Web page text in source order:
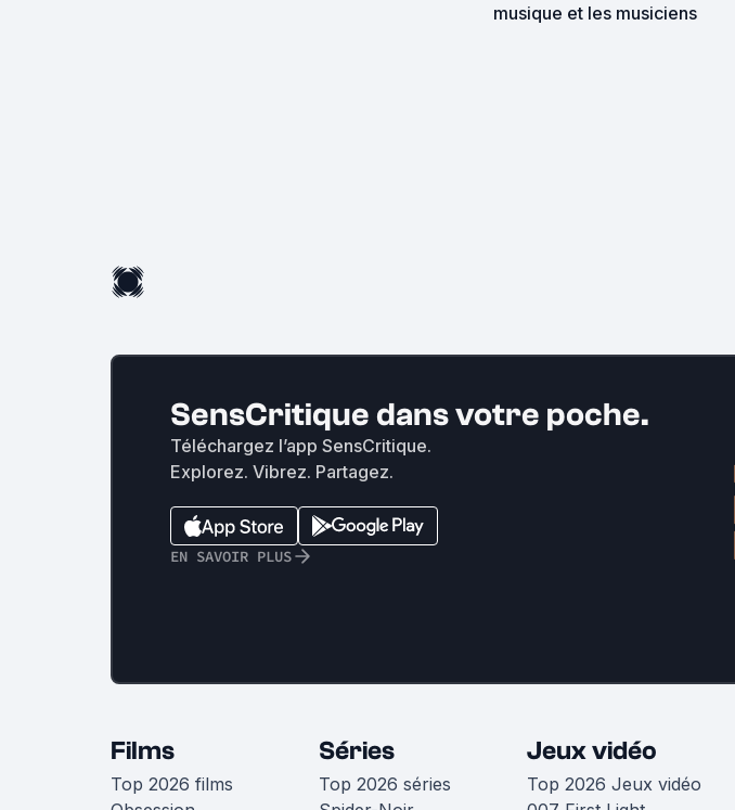
musique et les musiciens
SensCritique dans votre poche.
Téléchargez l’app SensCritique.
Explorez. Vibrez. Partagez.
EN SAVOIR PLUS
Films
Top 2026 films
Séries
Top 2026 séries
Jeux vidéo
Top 2026 Jeux vidéo